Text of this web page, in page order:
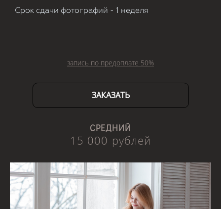
Срок сдачи фотографий - 1 неделя
запись по предоплате 50%
ЗАКАЗАТЬ
СРЕДНИЙ
15 000 рублей